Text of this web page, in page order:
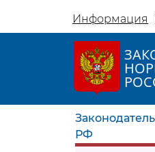
Информация
РФ